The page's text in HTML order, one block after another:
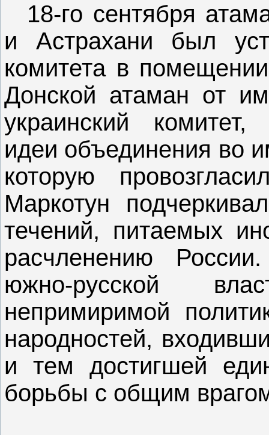
18-го сентября
и Астрахани был
комитета в
Донской атаман от
украинский
идеи объединения во
которую
Маркотун
течений, питаемых
расчленению
южно-русской
непримиримой
народностей,
и тем достигшей
борьбы с общим